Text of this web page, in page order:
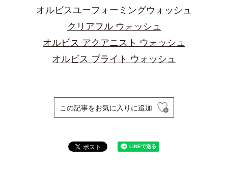
オルビスユーフォーミングウォッシュ
クリアフル ウォッシュ
オルビス アクアニスト ウォッシュ
オルビス ブライト ウォッシュ
この記事をお気に入りに追加